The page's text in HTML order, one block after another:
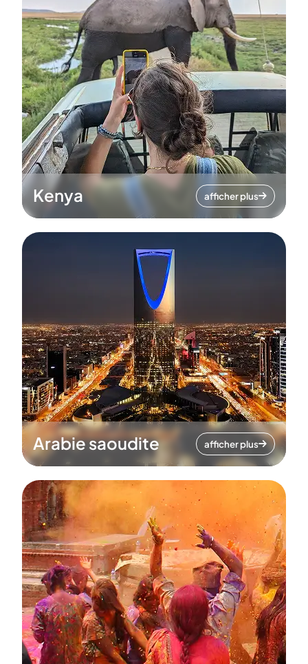
Kenya afficher plus
Arabie saoudite afficher plus